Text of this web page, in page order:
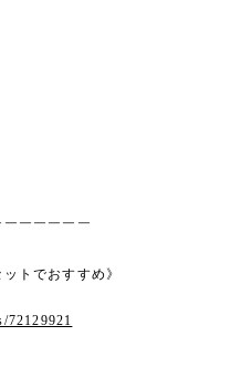
￣￣￣￣￣
トでおすすめ》
72129921